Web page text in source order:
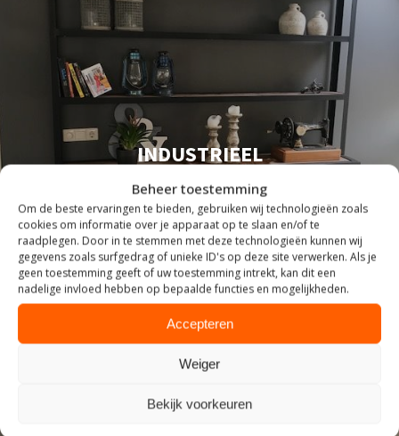
Beheer toestemming
Om de beste ervaringen te bieden, gebruiken wij technologieën zoals
cookies om informatie over je apparaat op te slaan en/of te
raadplegen. Door in te stemmen met deze technologieën kunnen wij
gegevens zoals surfgedrag of unieke ID's op deze site verwerken. Als je
geen toestemming geeft of uw toestemming intrekt, kan dit een
nadelige invloed hebben op bepaalde functies en mogelijkheden.
Accepteren
Weiger
Bekijk voorkeuren
INDUSTRIEEL